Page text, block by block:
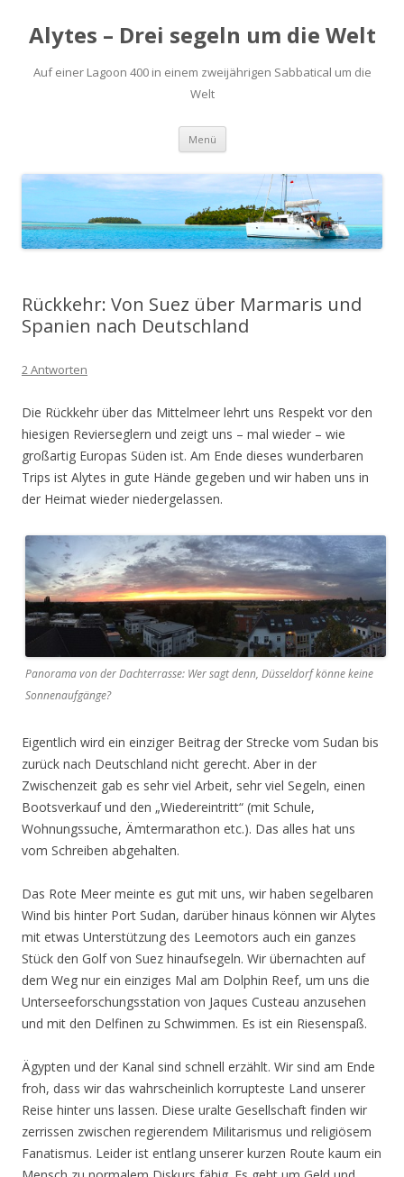
Alytes – Drei segeln um die Welt
Auf einer Lagoon 400 in einem zweijährigen Sabbatical um die
Welt
Menü Zum
springen
Rückkehr: Von Suez über Marmaris und
Spanien nach Deutschland
2 Antworten
Die Rückkehr über das Mittelmeer lehrt uns Respekt vor den
hiesigen Revierseglern und zeigt uns – mal wieder – wie
großartig Europas Süden ist. Am Ende dieses wunderbaren
Trips ist Alytes in gute Hände gegeben und wir haben uns in
der Heimat wieder niedergelassen.
Panorama von der Dachterrasse: Wer sagt denn, Düsseldorf könne keine
Sonnenaufgänge?
Eigentlich wird ein einziger Beitrag der Strecke vom Sudan bis
zurück nach Deutschland nicht gerecht. Aber in der
Zwischenzeit gab es sehr viel Arbeit, sehr viel Segeln, einen
Bootsverkauf und den „Wiedereintritt“ (mit Schule,
Wohnungssuche, Ämtermarathon etc.). Das alles hat uns
vom Schreiben abgehalten.
Das Rote Meer meinte es gut mit uns, wir haben segelbaren
Wind bis hinter Port Sudan, darüber hinaus können wir Alytes
mit etwas Unterstützung des Leemotors auch ein ganzes
Stück den Golf von Suez hinaufsegeln. Wir übernachten auf
dem Weg nur ein einziges Mal am Dolphin Reef, um uns die
Unterseeforschungsstation von Jaques Custeau anzusehen
und mit den Delfinen zu Schwimmen. Es ist ein Riesenspaß.
Ägypten und der Kanal sind schnell erzählt. Wir sind am Ende
froh, dass wir das wahrscheinlich korrupteste Land unserer
Reise hinter uns lassen. Diese uralte Gesellschaft finden wir
zerrissen zwischen regierendem Militarismus und religiösem
Fanatismus. Leider ist entlang unserer kurzen Route kaum ein